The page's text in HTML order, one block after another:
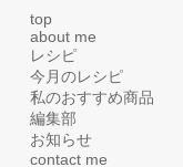
top
about me
レシピ
今月のレシピ
私のおすすめ商品
編集部
お知らせ
contact me